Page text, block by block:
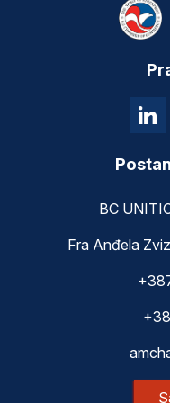
BC
Fra Anđela